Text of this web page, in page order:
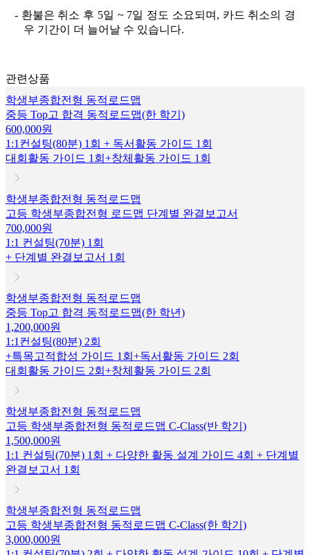
- 환불은 취소 후 5일 ~ 7일 정도 소요되며, 카드 취소의 경
우 기간이 더 늘어날 수 있습니다.
관련상품
학생부종합전형 동적로드맵
중등 Top고 합격 동적로드맵(한 학기)
600,000원
1:1컨설팅(80분) 1회 + 독서활동 가이드 1회
대회활동 가이드 1회+창체활동 가이드 1회
학생부종합전형 동적로드맵
고등 학생부종합전형 로드맵 단계별 완결보고서
700,000원
1:1 컨설팅(70분) 1회
+ 단계별 완결보고서 1회
학생부종합전형 동적로드맵
중등 Top고 합격 동적로드맵(한 학년)
1,200,000원
1:1컨설팅(80분) 2회
+특목고적합성 가이드 1회+독서활동 가이드 2회
대회활동 가이드 2회+창체활동 가이드 2회
학생부종합전형 동적로드맵
고등 학생부종합전형 동적로드맵 C-Class(반 학기)
1,500,000원
1:1 컨설팅(70분) 1회 + 다양한 활동 설계 가이드 4회 + 단계별
완결보고서 1회
학생부종합전형 동적로드맵
고등 학생부종합전형 동적로드맵 C-Class(한 학기)
3,000,000원